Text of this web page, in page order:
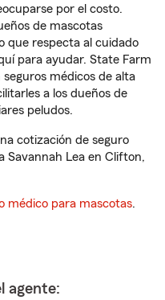
por el costo.
de mascotas
que respecta al cuidado
para ayudar. State Farm
médicos de alta
a los dueños de
peludos.
cotización de seguro
Savannah Lea en Clifton,
médico para mascotas.
agente: